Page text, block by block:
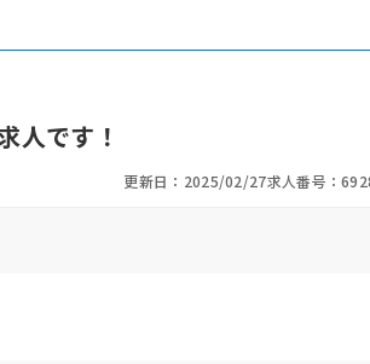
人です！
更新日：2025/02/27求人番号：